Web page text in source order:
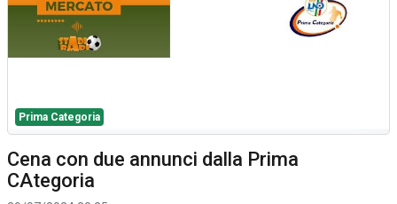
Prima Categoria
Cena con due annunci dalla Prima
CAtegoria